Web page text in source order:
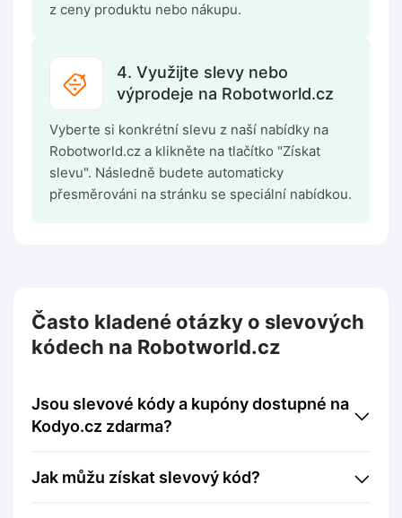
z ceny produktu nebo nákupu.
4. Využijte slevy nebo
výprodeje na Robotworld.cz
Vyberte si konkrétní slevu z naší nabídky na
Robotworld.cz a klikněte na tlačítko "Získat
slevu". Následně budete automaticky
přesměrováni na stránku se speciální nabídkou.
Často kladené otázky o slevových
kódech na Robotworld.cz
Jsou slevové kódy a kupóny dostupné na
Kodyo.cz zdarma?
Jak můžu získat slevový kód?